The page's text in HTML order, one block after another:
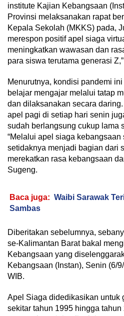
institute Kajian Kebangsaan
Provinsi melaksanakan rapat
Kepala Sekolah (MKKS) pada,
merespon positif apel siaga
meningkatkan wawasan dan
para siswa terutama generasi
Menurutnya, kondisi pandemi
belajar mengajar melalui tatap
dan dilaksanakan secara
apel pagi di setiap hari senin
sudah berlangsung cukup lama
“Melalui apel siaga kebangsaan
setidaknya menjadi bagian dari
merekatkan rasa kebangsaan
Sugeng.
Baca juga: Waibi Sarawak
Sambas
Diberitakan sebelumnya,
se-Kalimantan Barat bakal
Kebangsaan yang
Kebangsaan (Instan), Senin (6/
WIB.
Apel Siaga didedikasikan untuk
sekitar tahun 1995 hingga